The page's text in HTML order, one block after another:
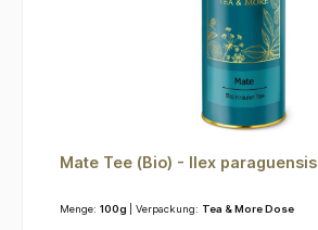
Mate Tee (Bio) - Ilex paraguensis
Menge: 100g | Verpackung: Tea & More Dose